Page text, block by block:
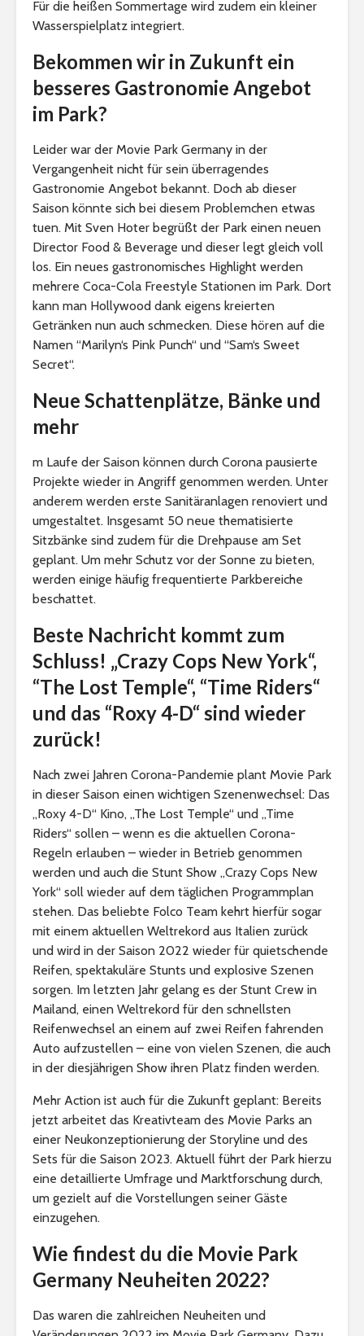
Für die heißen Sommertage wird zudem ein kleiner
Wasserspielplatz integriert.
Bekommen wir in Zukunft ein
besseres Gastronomie Angebot
im Park?
Leider war der Movie Park Germany in der
Vergangenheit nicht für sein überragendes
Gastronomie Angebot bekannt. Doch ab dieser
Saison könnte sich bei diesem Problemchen etwas
tuen. Mit Sven Hoter begrüßt der Park einen neuen
Director Food & Beverage und dieser legt gleich voll
los. Ein neues gastronomisches Highlight werden
mehrere Coca-Cola Freestyle Stationen im Park. Dort
kann man Hollywood dank eigens kreierten
Getränken nun auch schmecken. Diese hören auf die
Namen “Marilyn‘s Pink Punch“ und “Sam‘s Sweet
Secret“.
Neue Schattenplätze, Bänke und
mehr
m Laufe der Saison können durch Corona pausierte
Projekte wieder in Angriff genommen werden. Unter
anderem werden erste Sanitäranlagen renoviert und
umgestaltet. Insgesamt 50 neue thematisierte
Sitzbänke sind zudem für die Drehpause am Set
geplant. Um mehr Schutz vor der Sonne zu bieten,
werden einige häufig frequentierte Parkbereiche
beschattet.
Beste Nachricht kommt zum
Schluss! „Crazy Cops New York“,
“The Lost Temple“, “Time Riders“
und das “Roxy 4-D“ sind wieder
zurück!
Nach zwei Jahren Corona-Pandemie plant Movie Park
in dieser Saison einen wichtigen Szenenwechsel: Das
„Roxy 4-D“ Kino, „The Lost Temple“ und „Time
Riders“ sollen – wenn es die aktuellen Corona-
Regeln erlauben – wieder in Betrieb genommen
werden und auch die Stunt Show „Crazy Cops New
York“ soll wieder auf dem täglichen Programmplan
stehen. Das beliebte Folco Team kehrt hierfür sogar
mit einem aktuellen Weltrekord aus Italien zurück
und wird in der Saison 2022 wieder für quietschende
Reifen, spektakuläre Stunts und explosive Szenen
sorgen. Im letzten Jahr gelang es der Stunt Crew in
Mailand, einen Weltrekord für den schnellsten
Reifenwechsel an einem auf zwei Reifen fahrenden
Auto aufzustellen – eine von vielen Szenen, die auch
in der diesjährigen Show ihren Platz finden werden.
Mehr Action ist auch für die Zukunft geplant: Bereits
jetzt arbeitet das Kreativteam des Movie Parks an
einer Neukonzeptionierung der Storyline und des
Sets für die Saison 2023. Aktuell führt der Park hierzu
eine detaillierte Umfrage und Marktforschung durch,
um gezielt auf die Vorstellungen seiner Gäste
einzugehen.
Wie findest du die Movie Park
Germany Neuheiten 2022?
Das waren die zahlreichen Neuheiten und